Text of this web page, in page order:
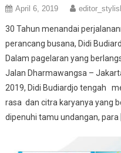
April 6, 2019
30 Tahun menandai
perancang busana, Didi
Dalam pagelaran yang
Jalan Dharmawangsa –
2019, Didi Budiardjo tengah
rasa dan citra karyanya yang
dipenuhi tamu undangan, para